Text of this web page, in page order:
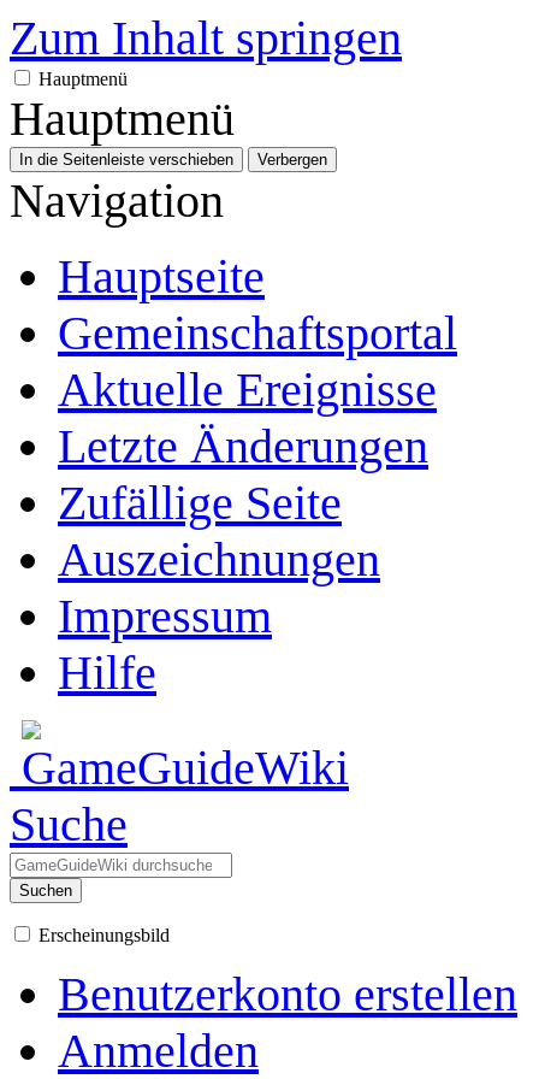
Zum Inhalt springen
Hauptmenü
Hauptmenü
In die Seitenleiste verschieben Verbergen
Navigation
Hauptseite
Gemeinschafts­portal
Aktuelle Ereignisse
Letzte Änderungen
Zufällige Seite
Auszeichnungen
Impressum
Hilfe
Suche
Suchen
Erscheinungsbild
Benutzerkonto erstellen
Anmelden